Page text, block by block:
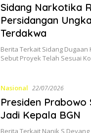
Sidang Narkotika
Persidangan
Terdakwa
Berita Terkait Sidang
Sebut Proyek Telah Sesuai
Nasional 22/07/2026
Presiden Prabowo
Jadi Kepala BGN
Berita Terkait Nanik S